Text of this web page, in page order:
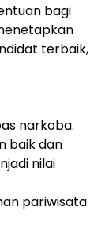
bagi
terbaik,
narkoba.
baik dan
nilai
pariwisata